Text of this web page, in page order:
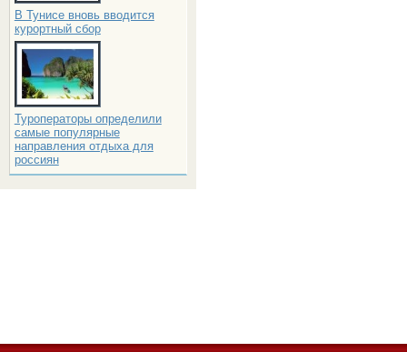
В Тунисе вновь вводится
курортный сбор
Туроператоры определили
самые популярные
направления отдыха для
россиян